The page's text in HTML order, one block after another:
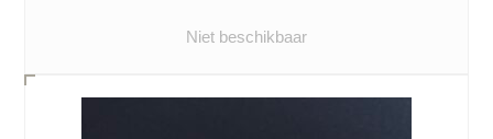
Niet beschikbaar